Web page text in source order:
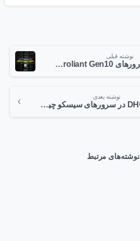
نوشته قبلی
عیب یابی در سرورهای HPE Proliant Gen10 – بخش اول آماده سازی
نوشته بعدی
پروتکل DHCP در سرورهای سیسکو چیست و چگونه پیکربندی می شود؟ (قسمت هشتم)
نوشته‌های مرتبط